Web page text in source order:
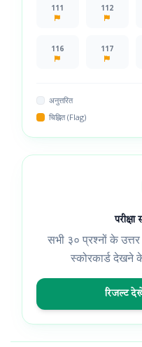
111 112
116 117
अनुत्तरित
चिह्नित (Flag)
परीक्षा
सभी ३० प्रश्नों के
स्कोरकार्ड देखने
रिजल्ट